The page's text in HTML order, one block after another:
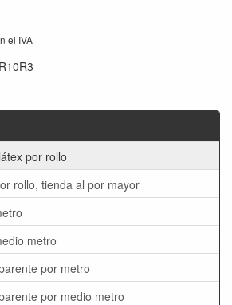
por rollo
rollo, tienda al por mayor
metro
por metro
por medio metro
el IVA